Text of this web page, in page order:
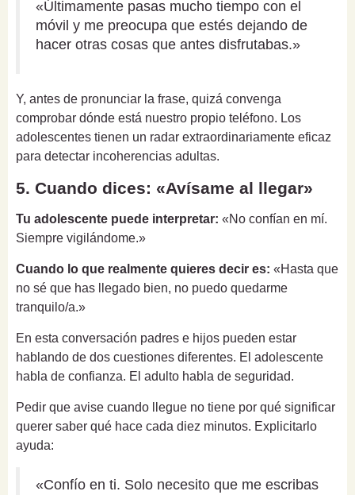
«Últimamente pasas mucho tiempo con el
móvil y me preocupa que estés dejando de
hacer otras cosas que antes disfrutabas.»
Y, antes de pronunciar la frase, quizá convenga
comprobar dónde está nuestro propio teléfono. Los
adolescentes tienen un radar extraordinariamente eficaz
para detectar incoherencias adultas.
5. Cuando dices: «Avísame al llegar»
Tu adolescente puede interpretar: «No confían en mí.
Siempre vigilándome.»
Cuando lo que realmente quieres decir es: «Hasta que
no sé que has llegado bien, no puedo quedarme
tranquilo/a.»
En esta conversación padres e hijos pueden estar
hablando de dos cuestiones diferentes. El adolescente
habla de confianza. El adulto habla de seguridad.
Pedir que avise cuando llegue no tiene por qué significar
querer saber qué hace cada diez minutos. Explicitarlo
ayuda:
«Confío en ti. Solo necesito que me escribas